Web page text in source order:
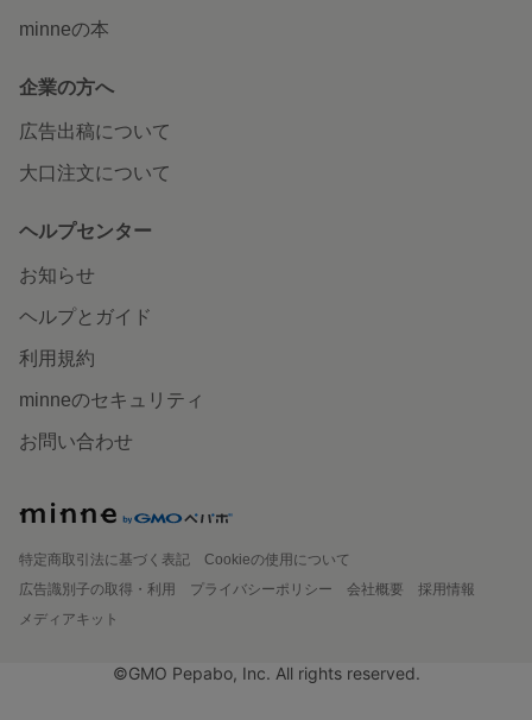
minneの本
企業の方へ
広告出稿について
大口注文について
ヘルプセンター
お知らせ
ヘルプとガイド
利用規約
minneのセキュリティ
お問い合わせ
特定商取引法に基づく表記
Cookieの使用について
広告識別子の取得・利用
プライバシーポリシー 会社概要
採用情報
メディアキット
©GMO Pepabo, Inc. All rights reserved.